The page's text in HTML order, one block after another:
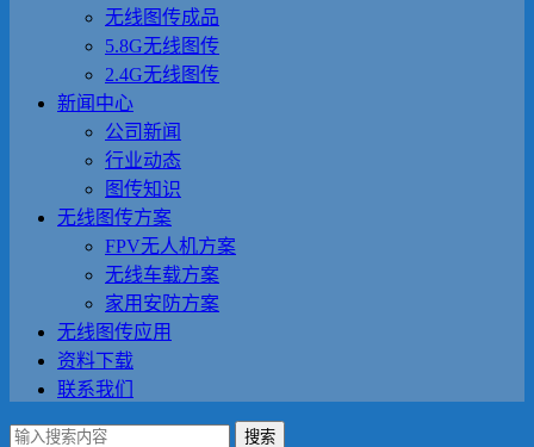
无线图传成品
5.8G无线图传
2.4G无线图传
新闻中心
公司新闻
行业动态
图传知识
无线图传方案
FPV无人机方案
无线车载方案
家用安防方案
无线图传应用
资料下载
联系我们
搜索